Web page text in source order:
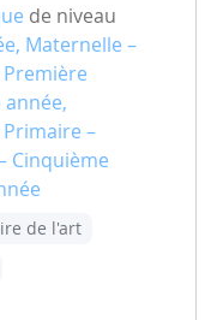
de niveau
Maternelle –
–
Cinquième
de l'art